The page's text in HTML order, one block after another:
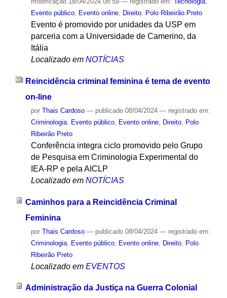
Evento público, Evento online, Direito, Polo Ribeirão Preto
Evento é promovido por unidades da USP em
parceria com a Universidade de Camerino, da
Itália
Localizado em NOTÍCIAS
Reincidência criminal feminina é tema de evento
on-line
por Thais Cardoso — publicado08/04/2024 — registrado em:
Criminologia, Evento público, Evento online, Direito,
Polo
Ribeirão Preto
Conferência integra ciclo promovido pelo Grupo
de Pesquisa em Criminologia Experimental do
IEA-RP e pela AICLP
Localizado em NOTÍCIAS
Caminhos para a Reincidência Criminal
Feminina
por Thais Cardoso — publicado08/04/2024 — registrado em:
Criminologia, Evento público, Evento online, Direito, Polo
Ribeirão Preto
Localizado em EVENTOS
Administração da Justiça na Guerra Colonial